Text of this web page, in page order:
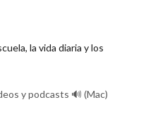
la vida diaria y los
y podcasts 🔊 (Mac)